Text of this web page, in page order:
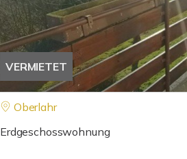
VERMIETET
Oberlahr
Erdgeschosswohnung